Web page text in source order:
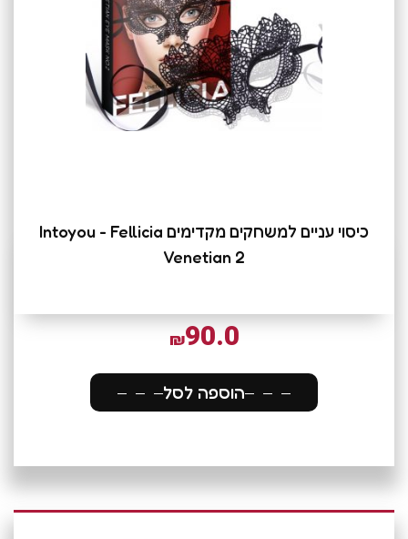
כיסוי עניים למשחקים מקדימים Intoyou - Fellicia
Venetian 2
₪90.0
הוספה לסל